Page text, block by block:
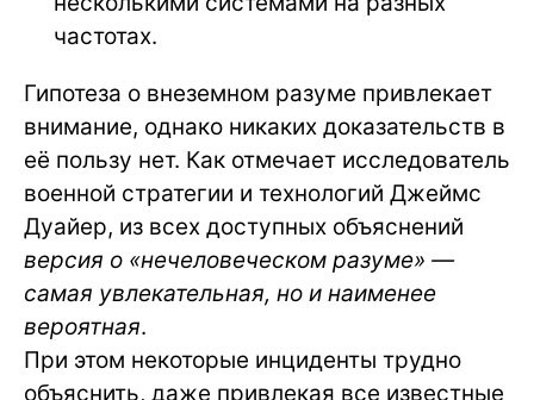
частотах.
Гипотеза о внеземном разуме привлекает
внимание, однако никаких доказательств в
её пользу нет. Как отмечает исследователь
военной стратегии и технологий Джеймс
Дуайер, из всех доступных объяснений
версия о «нечеловеческом разуме» —
самая увлекательная, но и наименее
вероятная.
При этом некоторые инциденты трудно
объяснить, даже привлекая все известные